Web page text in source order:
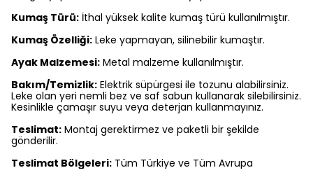
Kumaş Türü: İthal yüksek kalite kumaş türü kullanılmıştır.
Kumaş Özelliği: Leke yapmayan, silinebilir kumaştır.
Ayak Malzemesi: Metal malzeme kullanılmıştır.
Bakım/Temizlik: Elektrik süpürgesi ile tozunu alabilirsiniz.
Leke olan yeri nemli bez ve saf sabun kullanarak silebilirsiniz.
Kesinlikle çamaşır suyu veya deterjan kullanmayınız.
Teslimat: Montaj gerektirmez ve paketli bir şekilde
gönderilir.
Teslimat Bölgeleri: Tüm Türkiye ve Tüm Avrupa